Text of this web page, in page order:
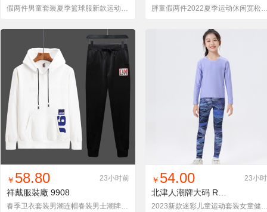
假两件男童套装夏季篮球服新款运动宽松透气套装中大童帅气款潮衣 胖童假两件2022夏季运动休闲宽松学生
找同款 加入铺货单 收藏
￥ 58.80 23小时前
祥戴服裝廠 9908
春季卫衣套装男潮连帽春装男士潮牌春秋款休闲运动衣服中学生外套
找同款 加入铺货单 收藏
￥ 54.00 23小
北津人潮牌大码 RT2522-2
2023新款迷彩儿童运动套装女童健身瑜伽服速